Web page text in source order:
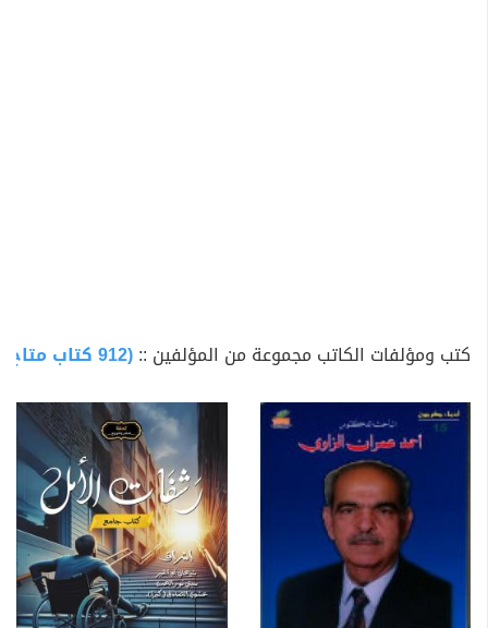
كتب ومؤلفات الكاتب مجموعة من المؤلفين ::(912 كتاب متاح للتحميل)